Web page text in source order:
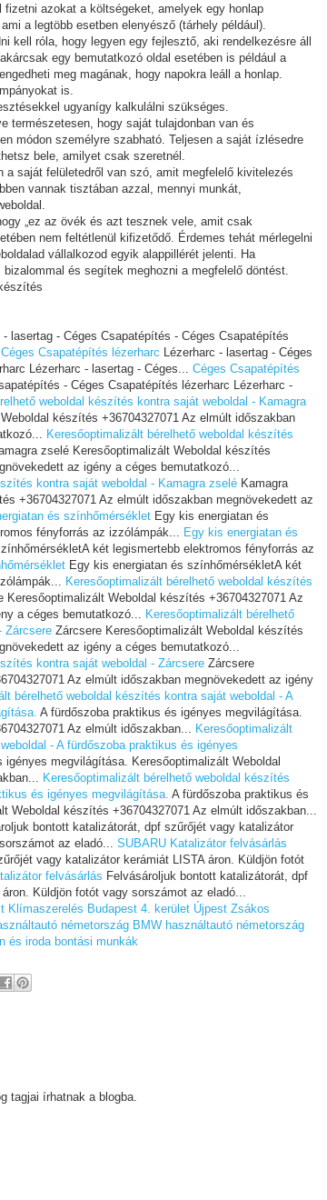
azokat a költségeket, amelyek egy honlap
a legtöbb esetben elenyésző (tárhely például).
kell róla, hogy legyen egy fejlesztő, aki rendelkezésre áll
egy bemutatkozó oldal esetében is például a
meg magának, hogy napokra leáll a honlap.
is.
ugyanígy kalkulálni szükséges.
természetesen, hogy saját tulajdonban van és
módon személyre szabható. Teljesen a saját ízlésedre
bele, amilyet csak szeretnél.
saját felületedről van szó, amit megfelelő kivitelezés
vannak tisztában azzal, mennyi munkát,
„ez az övék és azt tesznek vele, amit csak
nem feltétlenül kifizetődő. Érdemes tehát mérlegelni
vállalkozod egyik alappillérét jelenti. Ha
és segítek meghozni a megfelelő döntést.
- lasertag - Céges Csapatépítés - Céges Csapatépítés
Céges Csapatépítés lézerharc Lézerharc - lasertag - Céges
Lézerharc - lasertag - Céges... Céges Csapatépítés
- Céges Csapatépítés lézerharc Lézerharc -
weboldal készítés kontra saját weboldal - Kamagra
készítés +36704327071 Az elmúlt időszakban
Keresőoptimalizált bérelhető weboldal készítés
zselé Keresőoptimalizált Weboldal készítés
az igény a céges bemutatkozó...
kontra saját weboldal - Kamagra zselé Kamagra
+36704327071 Az elmúlt időszakban megnövekedett az
és színhőmérséklet Egy kis energiatan és
fényforrás az izzólámpák... Egy kis energiatan és
két legismertebb elektromos fényforrás az
Egy kis energiatan és színhőmérsékletA két
Keresőoptimalizált bérelhető weboldal készítés
Keresőoptimalizált Weboldal készítés +36704327071 Az
a céges bemutatkozó... Keresőoptimalizált bérelhető
Zárcsere Zárcsere Keresőoptimalizált Weboldal készítés
az igény a céges bemutatkozó...
kontra saját weboldal - Zárcsere Zárcsere
Az elmúlt időszakban megnövekedett az igény
bérelhető weboldal készítés kontra saját weboldal - A
A fürdőszoba praktikus és igényes megvilágítása.
Az elmúlt időszakban... Keresőoptimalizált
- A fürdőszoba praktikus és igényes
igényes megvilágítása. Keresőoptimalizált Weboldal
Keresőoptimalizált bérelhető weboldal készítés
és igényes megvilágítása. A fürdőszoba praktikus és
Weboldal készítés +36704327071 Az elmúlt időszakban...
bontott katalizátorát, dpf szűrőjét vagy katalizátor
az eladó... SUBARU Katalizátor felvásárlás
vagy katalizátor kerámiát LISTA áron. Küldjön fotót
felvásárlás Felvásároljuk bontott katalizátorát, dpf
Küldjön fotót vagy sorszámot az eladó...
Klímaszerelés Budapest 4. kerület Újpest Zsákos
németország BMW használtautó németország
és iroda bontási munkák
tagjai írhatnak a blogba.